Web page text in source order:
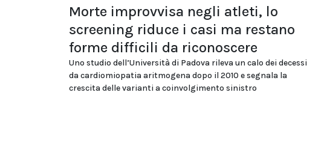
Morte improvvisa negli atleti, lo
screening riduce i casi ma restano
forme difficili da riconoscere
Uno studio dell’Università di Padova rileva un calo dei decessi
da cardiomiopatia aritmogena dopo il 2010 e segnala la
crescita delle varianti a coinvolgimento sinistro